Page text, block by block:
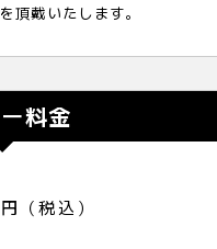
戴いたします。
料金
円（税込）